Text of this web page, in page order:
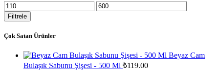
En
düşük
fiyat
En
yüksek
Filtrele
Çok Satan Ürünler
Beyaz Cam
Bulaşık Sabunu Şişesi - 500 Ml ₺119.00